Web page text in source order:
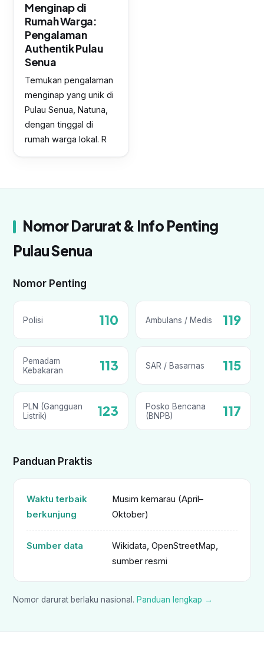
Menginap di
Rumah Warga:
Pengalaman
Authentik Pulau
Senua
Temukan pengalaman
menginap yang unik di
Pulau Senua, Natuna,
dengan tinggal di
rumah warga lokal. R
Nomor Darurat & Info Penting
Pulau Senua
Nomor Penting
Polisi 110 Ambulans / Medis 119
Pemadam
Kebakaran
113 SAR / Basarnas 115
PLN (Gangguan
Listrik)
123
Posko Bencana
(BNPB)
117
Panduan Praktis
Waktu terbaik
berkunjung
Musim kemarau (April–
Oktober)
Sumber data
Wikidata, OpenStreetMap,
sumber resmi
Nomor darurat berlaku nasional. Panduan lengkap →